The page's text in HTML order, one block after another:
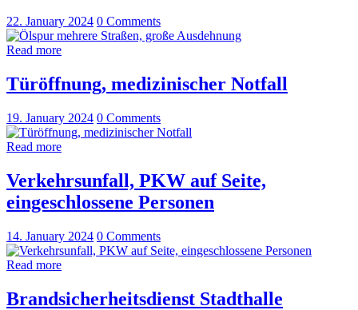
22. January 2024 0 Comments
Read more
Türöffnung, medizinischer Notfall
19. January 2024 0 Comments
Read more
Verkehrsunfall, PKW auf Seite,
eingeschlossene Personen
14. January 2024 0 Comments
Read more
Brandsicherheitsdienst Stadthalle